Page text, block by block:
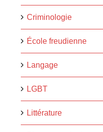
Criminologie
École freudienne
Langage
LGBT
Littérature